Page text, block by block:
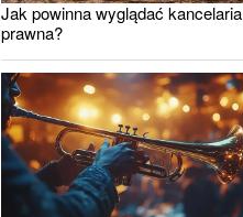
Jak powinna wyglądać kancelaria
prawna?